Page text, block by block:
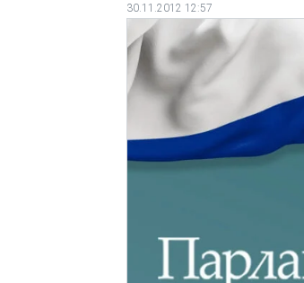
30.11.2012 12:57